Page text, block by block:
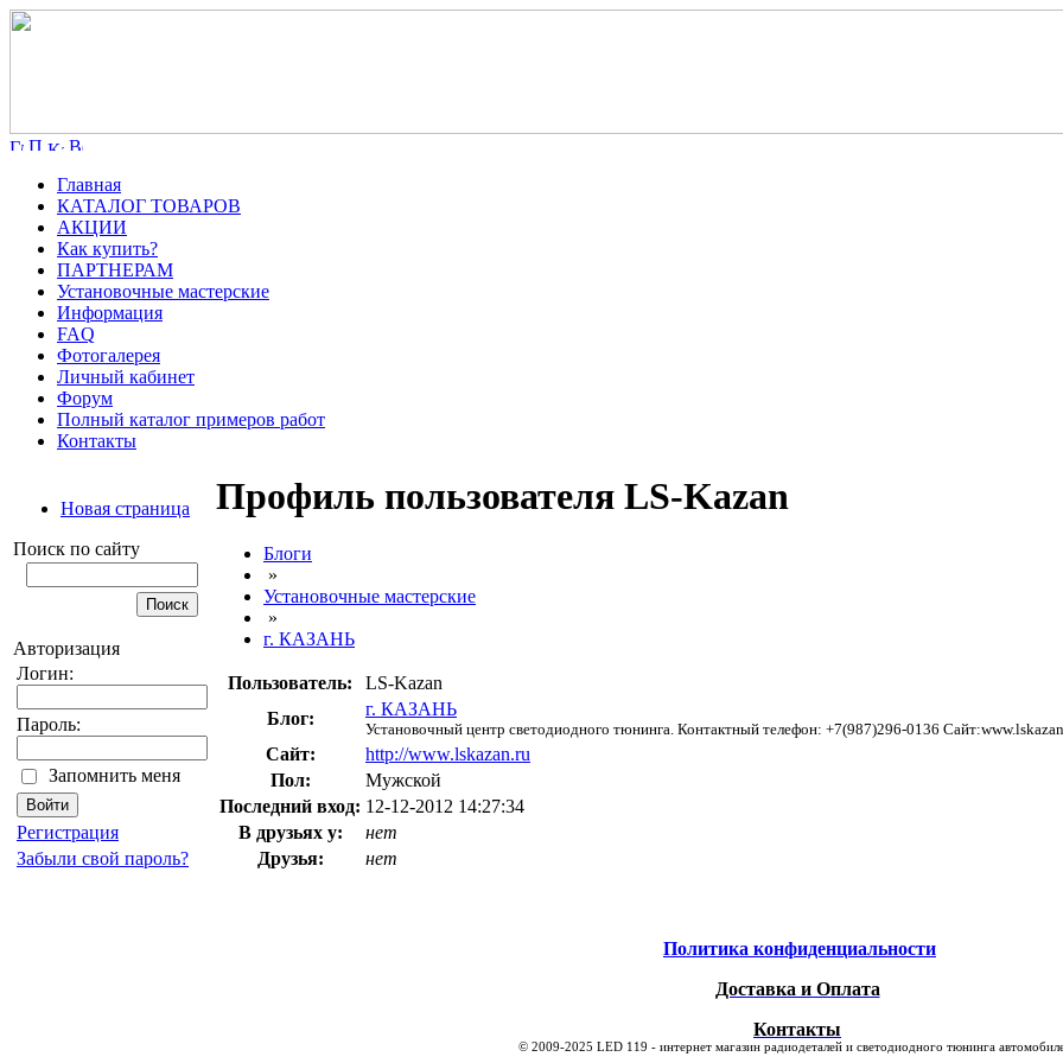
Главная
КАТАЛОГ ТОВАРОВ
АКЦИИ
Как купить?
ПАРТНЕРАМ
Установочные мастерские
Информация
FAQ
Фотогалерея
Личный кабинет
Форум
Полный каталог примеров работ
Контакты
Новая страница
Поиск по сайту
Авторизация
Логин:
Пароль:
Запомнить меня
Регистрация
Забыли свой пароль?
Профиль пользователя LS-Kazan
Блоги
»
Установочные мастерские
»
г. КАЗАНЬ
Пользователь:
LS-Kazan
Блог:
г. КАЗАНЬ
Установочный центр светодиодного тюнинга. Контактный телефон: +7(987)296-0136
Сайт:
http://www.lskazan.ru
Пол:
Мужской
Последний вход: 12-12-2012 14:27:34
В друзьях у:
нет
Друзья:
нет
Политика конфиденциальности
Доставка и Оплата
Контакты
© 2009-2025 LED 119 - интернет магазин радиодеталей и светодиодного тюнинга